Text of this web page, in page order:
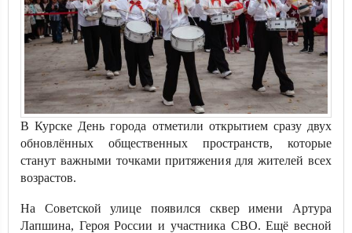
В Курске День города отметили открытием сразу двух
обновлённых общественных пространств, которые
станут важными точками притяжения для жителей всех
возрастов.
На Советской улице появился сквер имени Артура
Лапшина, Героя России и участника СВО. Ещё весной